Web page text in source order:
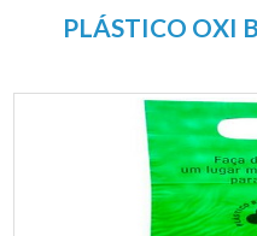
PLÁSTICO OXI